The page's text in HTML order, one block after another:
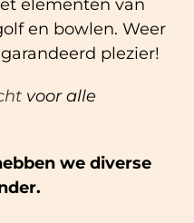
elementen van
en bowlen. Weer
plezier!
voor alle
we diverse